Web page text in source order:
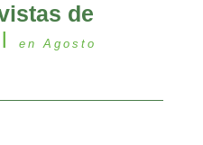
de
en Agosto